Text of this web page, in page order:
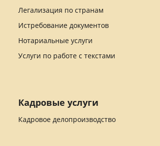
Легализация по странам
Истребование документов
Нотариальные услуги
Услуги по работе с текстами
Кадровые услуги
Кадровое делопроизводство